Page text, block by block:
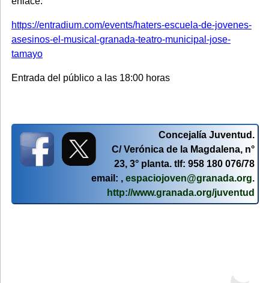
https://entradium.com/events/haters-escuela-de-jovenes-
asesinos-el-musical-granada-teatro-municipal-jose-
tamayo
Entrada del público a las 18:00 horas
Concejalía Juventud.
C/ Verónica de la Magdalena, n°
23, 3° planta. tlf: 958 180 076/78
email: , espaciojoven@granada.org.
http://www.granada.org/juventud